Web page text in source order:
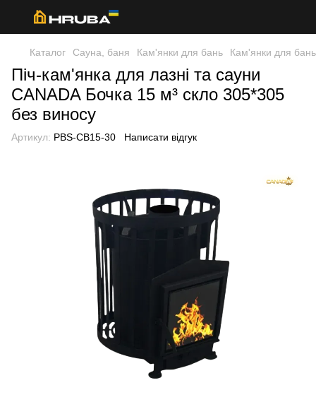
Каталог Сауна, баня Кам'янки для бань Кам'янки для
Піч-кам'янка для лазні та сауни
CANADA Бочка 15 м³ скло 305*305
без виносу
Артикул: PBS-CB15-30 Написати відгук